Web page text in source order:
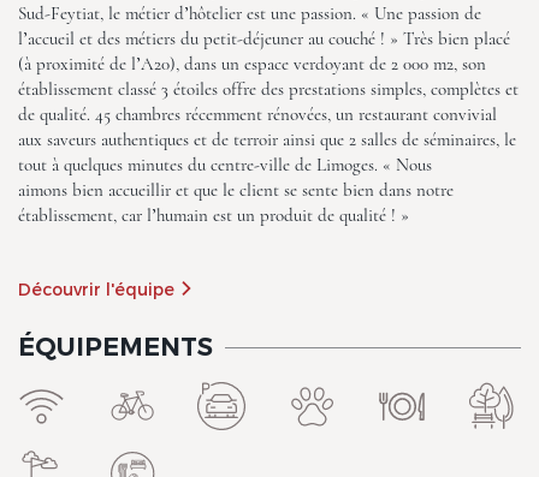
Sud-Feytiat, le métier d’hôtelier est une passion. « Une passion de
l’accueil et des métiers du petit-déjeuner au couché ! » Très bien placé
(à proximité de l’A20), dans un espace verdoyant de 2 000 m2, son
établissement classé 3 étoiles offre des prestations simples, complètes et
de qualité. 45 chambres récemment rénovées, un restaurant convivial
aux saveurs authentiques et de terroir ainsi que 2 salles de séminaires, le
tout à quelques minutes du centre-ville de Limoges. « Nous
aimons bien accueillir et que le client se sente bien dans notre
établissement, car l’humain est un produit de qualité ! »
Découvrir l'équipe
ÉQUIPEMENTS
The Originals City, Limoges
Sud-Feytiat
The Originals City, Limoges